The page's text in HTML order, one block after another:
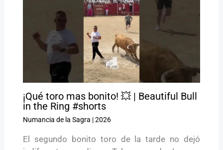
¡Qué toro mas bonito! 💥 | Beautiful Bull
in the Ring #shorts
Numancia de la Sagra |2026
El segundo bonito toro de la tarde no dejó